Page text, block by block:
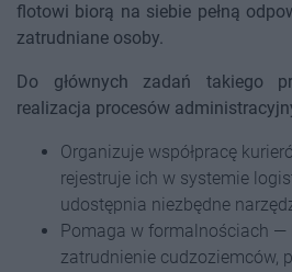
flotowi biorą na siebie pełną
zatrudniane osoby.
Do głównych zadań takiego
realizacja procesów
Organizuje współpracę
rejestruje ich w systemie
udostępnia niezbędne
Pomaga w formalnościach —
zatrudnienie cudzoziemców,